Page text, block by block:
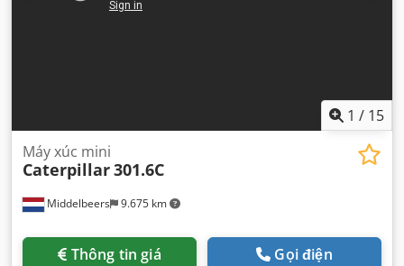
1 / 15
Middelbeers 9.675 km
Máy xúc mini
Caterpillar301.6C
Thông tin giá Gọi điện